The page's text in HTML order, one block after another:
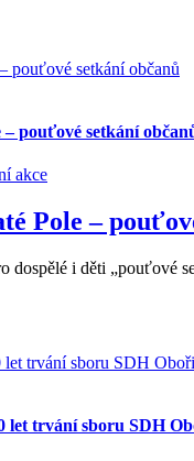
pouťové setkání občanů
– pouťové setkání
akce
Pole –
dospělé i děti „pouťové
trvání sboru SDH
let trvání sboru SDH